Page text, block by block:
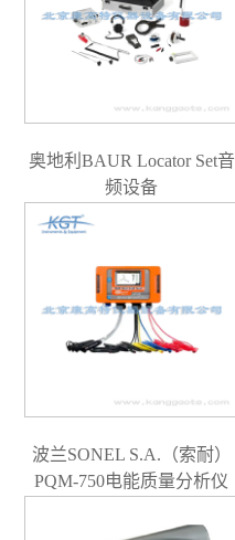
奥地利BAUR Locator Set音
频设备
波兰SONEL S.A.（索耐）
PQM-750电能质量分析仪